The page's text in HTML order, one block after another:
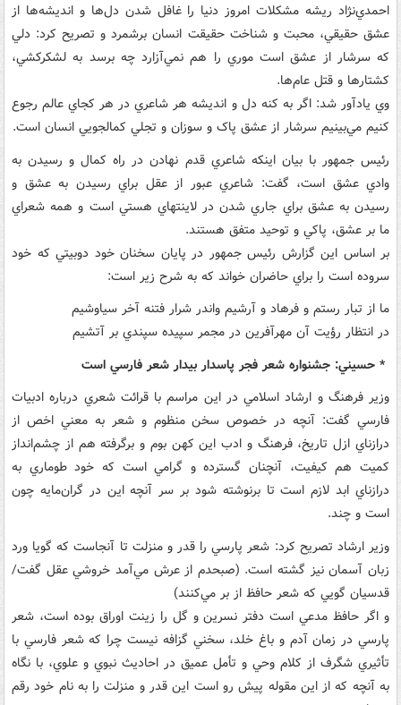
احمدي‌نژاد ريشه مشکلات امروز دنيا را غافل شدن دل‌ها و انديشه‌ها از
عشق حقيقي، ‌محبت و شناخت حقيقت انسان برشمرد و تصريح کرد: دلي
که سرشار از عشق است موري را هم نمي‌آزارد چه برسد به لشکرکشي،
کشتارها و قتل عام‌ها.
وي يادآور شد: اگر به کنه دل و انديشه هر شاعري در هر کجاي عالم رجوع
کنيم مي‌بينيم سرشار از عشق پاک و سوزان و تجلي کمالجويي انسان است.
رئيس جمهور با بيان اينکه شاعري قدم نهادن در راه کمال و رسيدن به
وادي عشق است، گفت: شاعري عبور از عقل براي رسيدن به عشق و
رسيدن به عشق براي جاري شدن در لاينتهاي هستي است و همه شعراي
ما بر عشق، پاکي و توحيد متفق هستند.
بر اساس اين گزارش رئيس جمهور در پايان سخنان خود دوبيتي‌ که خود
سروده است را براي حاضران خواند که به شرح زير است:
ما از تبار رستم و فرهاد و آرشيم واندر شرار فتنه آخر سياوشيم
در انتظار رؤيت آن مهرآفرين در مجمر سپيده سپندي بر آتشيم
* حسيني: جشنواره شعر فجر پاسدار بيدار شعر فارسي است
وزير فرهنگ و ارشاد اسلامي در اين مراسم با قرائت شعري درباره ادبيات
فارسي گفت: آنچه در خصوص سخن منظوم و شعر به معني اخص از
درازناي ازل تاريخ، فرهنگ و ادب اين کهن بوم و برگرفته هم از چشم‌انداز
کميت هم کيفيت، آنچنان گسترده و گرامي است که خود طوماري به
درازناي ابد لازم است تا برنوشته شود بر سر آنچه اين در گران‌مايه چون
است و چند.
وزير ارشاد تصريح کرد: شعر پارسي را قدر و منزلت تا آنجاست که گويا ورد
زبان آسمان نيز گشته است. (صبحدم از عرش مي‌آمد خروشي عقل گفت/
قدسيان گويي که شعر حافظ از بر مي‌کنند)
و اگر حافظ مدعي است دفتر نسرين و گل را زينت اوراق بوده است، شعر
پارسي در زمان آدم و باغ خلد، سخني گزافه نيست چرا که شعر فارسي با
تأثيري شگرف از کلام وحي و تأمل عميق در احاديث نبوي و علوي، با نگاه
به آنچه که از اين مقوله پيش رو است اين قدر و منزلت را به نام خود رقم